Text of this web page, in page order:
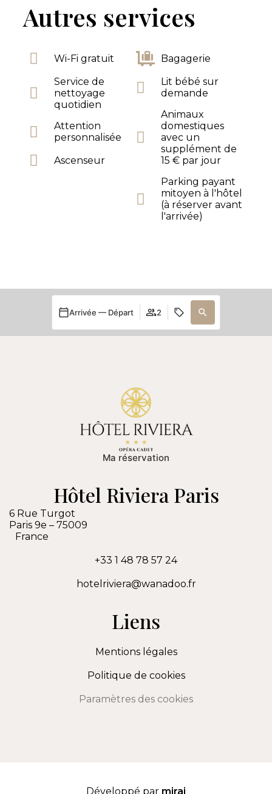
Autres services
Wi-Fi gratuit
Service de
nettoyage
quotidien
Attention
personnalisée
Ascenseur
Bagagerie
Lit bébé sur
demande
Animaux
domestiques
avec un
supplément de
15 € par jour
Parking payant
mitoyen à l'hôtel
(à réserver avant
l'arrivée)
Arrivée — Départ 2
Ma réservation
Hôtel Riviera Paris
6 Rue Turgot
Paris 9e – 75009
France
+33 1 48 78 57 24
hotelriviera@wanadoo.fr
Liens
Mentions légales
Politique de cookies
Paramètres des cookies
Développé par mirai